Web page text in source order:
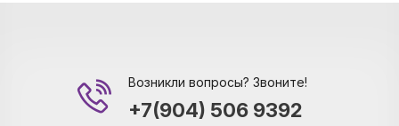
Возникли вопросы? Звоните!
+7(904) 506 9392